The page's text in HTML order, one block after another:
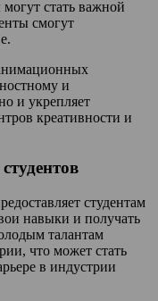
стать важной
смогут
и
и укрепляет
креативности и
студентам
навыки и получать
талантам
что может стать
в индустрии